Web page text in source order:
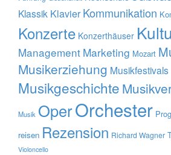
Klassik Klavier Kommunikation
Konzerte Konzerthäuser
Management Marketing Mozart
Musikerziehung Musikfestivals
Musikgeschichte
Musik OperOrchester
reisen Rezension Richard Wagner
Violoncello